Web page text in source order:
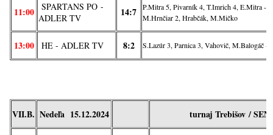
11:00 SPARTANS PO -
ADLER TV
14:7
P.Mitra 5, Pivarník 4, T.Imrich 4, E.Mitra -
M.Hrnčiar 2, Hrabčák, M.Mičko
13:00 HE - ADLER TV 8:2 S.Lazúr 3, Parnica 3, Vahovič, M.Balogáč -
VII.B. Nedeľa15.12.2024 turnaj Trebišov/ SEN